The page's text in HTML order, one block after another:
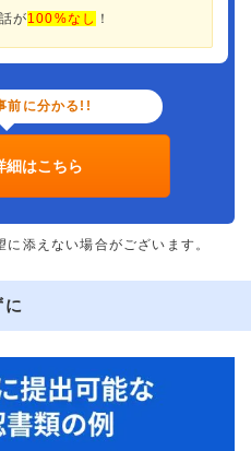
が100%なし ！
前に分かる!!
細はこちら
添えない場合がございます。
に